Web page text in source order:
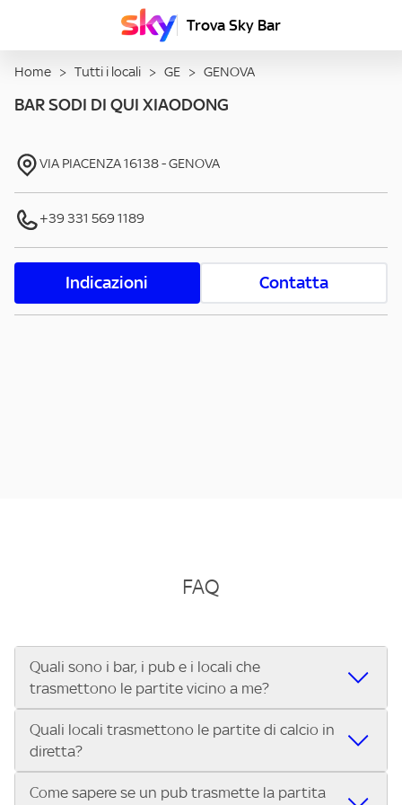
Trova Sky Bar
Home > Tutti i locali > GE > GENOVA
BAR SODI DI QUI XIAODONG
VIA PIACENZA16138-GENOVA
+39 331 569 1189
Indicazioni Contatta
FAQ
Quali sono i bar, i pub e i locali che
trasmettono le partite vicino a me?
Se cerchi un bar, pub, ristorante o locale vicino a te per
vedere le partite di Serie A ENILIVE, la Serie C Sky Wifi, la
UEFA Champions League, la UEFA Europa League, la UEFA
Conference League, il Tennis, la Formula 1®, la MotoGP™ e
Quali locali trasmettono le partite di calcio in
diretta?
Vuoi sapere quali bar, pub o ristoranti mostrano le partite
Come sapere se un pub trasmette la partita